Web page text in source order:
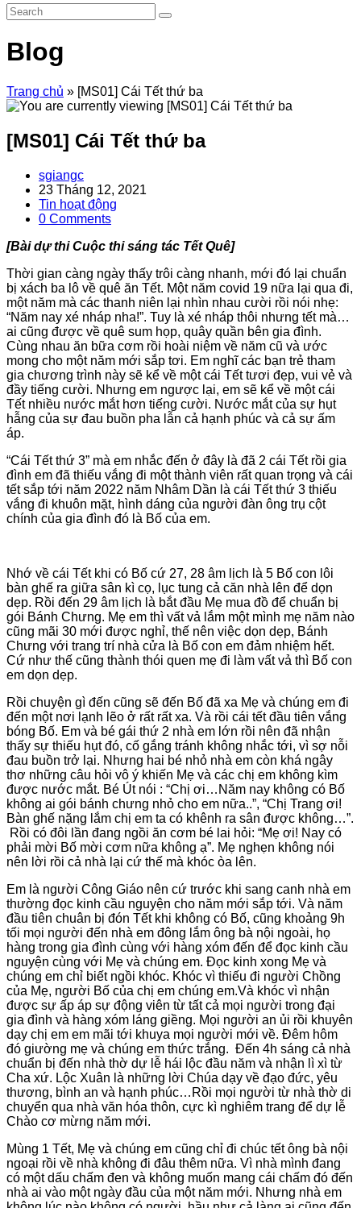
Blog
Trang chủ » [MS01] Cái Tết thứ ba
[MS01] Cái Tết thứ ba
Post
author:
sgiangc
Post
published:
23 Tháng 12, 2021
Post
category:
Tin hoạt động
Post
0 Comments
[Bài dự thi Cuộc thi sáng tác Tết Quê]
Thời gian càng ngày thấy trôi càng nhanh, mới đó lại chuẩn
bị xách ba lô về quê ăn Tết. Một năm covid 19 nữa lại qua đi,
một năm mà các thanh niên lại nhìn nhau cười rồi nói nhẹ:
“Năm nay xé nháp nha!”. Tuy là xé nháp thôi nhưng tết mà…
ai cũng được về quê sum họp, quây quần bên gia đình.
Cùng nhau ăn bữa cơm rồi hoài niệm về năm cũ và ước
mong cho một năm mới sắp tơi. Em nghĩ các bạn trẻ tham
gia chương trình này sẽ kể về một cái Tết tươi đẹp, vui vẻ và
đầy tiếng cười. Nhưng em ngược lại, em sẽ kể về một cái
Tết nhiều nước mắt hơn tiếng cười. Nước mắt của sự hụt
hẫng của sự đau buồn pha lẫn cả hạnh phúc và cả sự ấm
áp.
“Cái Tết thứ 3” mà em nhắc đến ở đây là đã 2 cái Tết rồi gia
đình em đã thiếu vắng đi một thành viên rất quan trọng và cái
tết sắp tới năm 2022 năm Nhâm Dần là cái Tết thứ 3 thiếu
vắng đi khuôn mặt, hình dáng của người đàn ông trụ cột
chính của gia đình đó là Bố của em.
Nhớ về cái Tết khi có Bố cứ 27, 28 âm lịch là 5 Bố con lôi
bàn ghế ra giữa sân kì cọ, lục tung cả căn nhà lên để dọn
dẹp. Rồi đến 29 âm lịch là bắt đầu Mẹ mua đồ để chuẩn bị
gói Bánh Chưng. Mẹ em thì vất vả lắm một mình mẹ năm nào
cũng mãi 30 mới được nghỉ, thế nên việc dọn dẹp, Bánh
Chưng với trang trí nhà cửa là Bố con em đảm nhiệm hết.
Cứ như thế cũng thành thói quen mẹ đi làm vất vả thì Bố con
em dọn dẹp.
Rồi chuyện gì đến cũng sẽ đến Bố đã xa Mẹ và chúng em đi
đến một nơi lạnh lẽo ở rất rất xa. Và rồi cái tết đầu tiên vắng
bóng Bố. Em và bé gái thứ 2 nhà em lớn rồi nên đã nhận
thấy sự thiếu hụt đó, cố gắng tránh không nhắc tới, vì sợ nỗi
đau buồn trở lại. Nhưng hai bé nhỏ nhà em còn khá ngây
thơ những câu hỏi vô ý khiến Mẹ và các chị em không kìm
được nước mắt. Bé Út nói : “Chị ơi…Năm nay không có Bố
không ai gói bánh chưng nhỏ cho em nữa..”, “Chị Trang ơi!
Bàn ghế nặng lắm chị em ta có khênh ra sân được không…”.
Rồi có đôi lần đang ngồi ăn cơm bé lai hỏi: “Mẹ ơi! Nay có
phải mời Bố mời cơm nữa không ạ”. Mẹ nghẹn không nói
nên lời rồi cả nhà lại cứ thế mà khóc òa lên.
Em là người Công Giáo nên cứ trước khi sang canh nhà em
thường đọc kinh cầu nguyện cho năm mới sắp tới. Và năm
đầu tiên chuân bị đón Tết khi không có Bố, cũng khoảng 9h
tối mọi người đến nhà em đông lắm ông bà nội ngoài, họ
hàng trong gia đình cùng với hàng xóm đến để đọc kinh cầu
nguyện cùng với Mẹ và chúng em. Đọc kinh xong Mẹ và
chúng em chỉ biết ngồi khóc. Khóc vì thiếu đi người Chồng
của Mẹ, người Bố của chị em chúng em.Và khóc vì nhận
được sự ấp áp sự động viên từ tất cả mọi người trong đại
gia đình và hàng xóm láng giềng. Mọi người an ủi rồi khuyên
dạy chị em em mãi tới khuya mọi người mới về. Đêm hôm
đó giường mẹ và chúng em thức trắng. Đến 4h sáng cả nhà
chuẩn bị đến nhà thờ dự lễ hái lộc đầu năm và nhận lì xì từ
Cha xứ. Lộc Xuân là những lời Chúa dạy về đạo đức, yêu
thương, bình an và hạnh phúc…Rồi mọi người từ nhà thờ di
chuyển qua nhà văn hóa thôn, cực kì nghiêm trang để dự lễ
Chào cơ mừng năm mới.
Mùng 1 Tết, Mẹ và chúng em cũng chỉ đi chúc tết ông bà nội
ngoại rồi về nhà không đi đâu thêm nữa. Vì nhà mình đang
có một dấu chấm đen và không muốn mang cái chấm đó đến
nhà ai vào một ngày đầu của một năm mới. Nhưng nhà em